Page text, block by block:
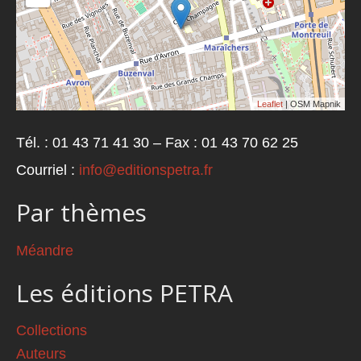
Leaflet | OSM Mapnik
Tél. : 01 43 71 41 30 – Fax : 01 43 70 62 25
Courriel : info@editionspetra.fr
Par thèmes
Méandre
Les éditions PETRA
Collections
Auteurs